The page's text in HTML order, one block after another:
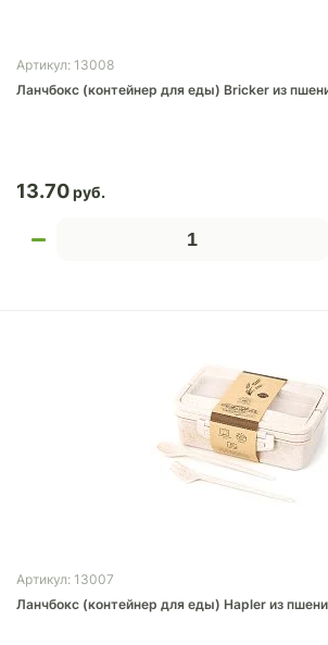
Артикул: 13008
Ланчбокс (контейнер для еды) Bricker из
13.70
Артикул: 13007
Ланчбокс (контейнер для еды) Hapler из